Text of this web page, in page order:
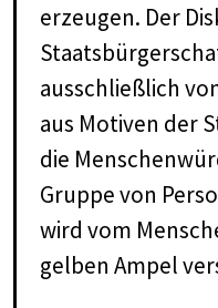
erzeugen. Der
ausschließlich
aus Motiven der
die
Gruppe von
wird vom
gelben Ampel